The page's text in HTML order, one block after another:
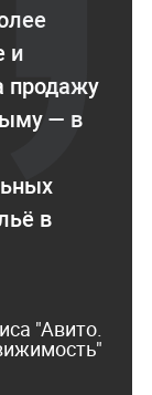
и
продажу
— в
в
"Авито.